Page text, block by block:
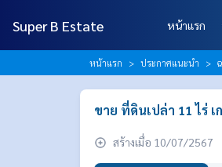
Super B Estate หน้าแรก
หน้าแรก ประกาศแนะนำ
ขาย ที่ดินเปล่า 11 ไร่ เ
สร้างเมื่อ 10/07/2567